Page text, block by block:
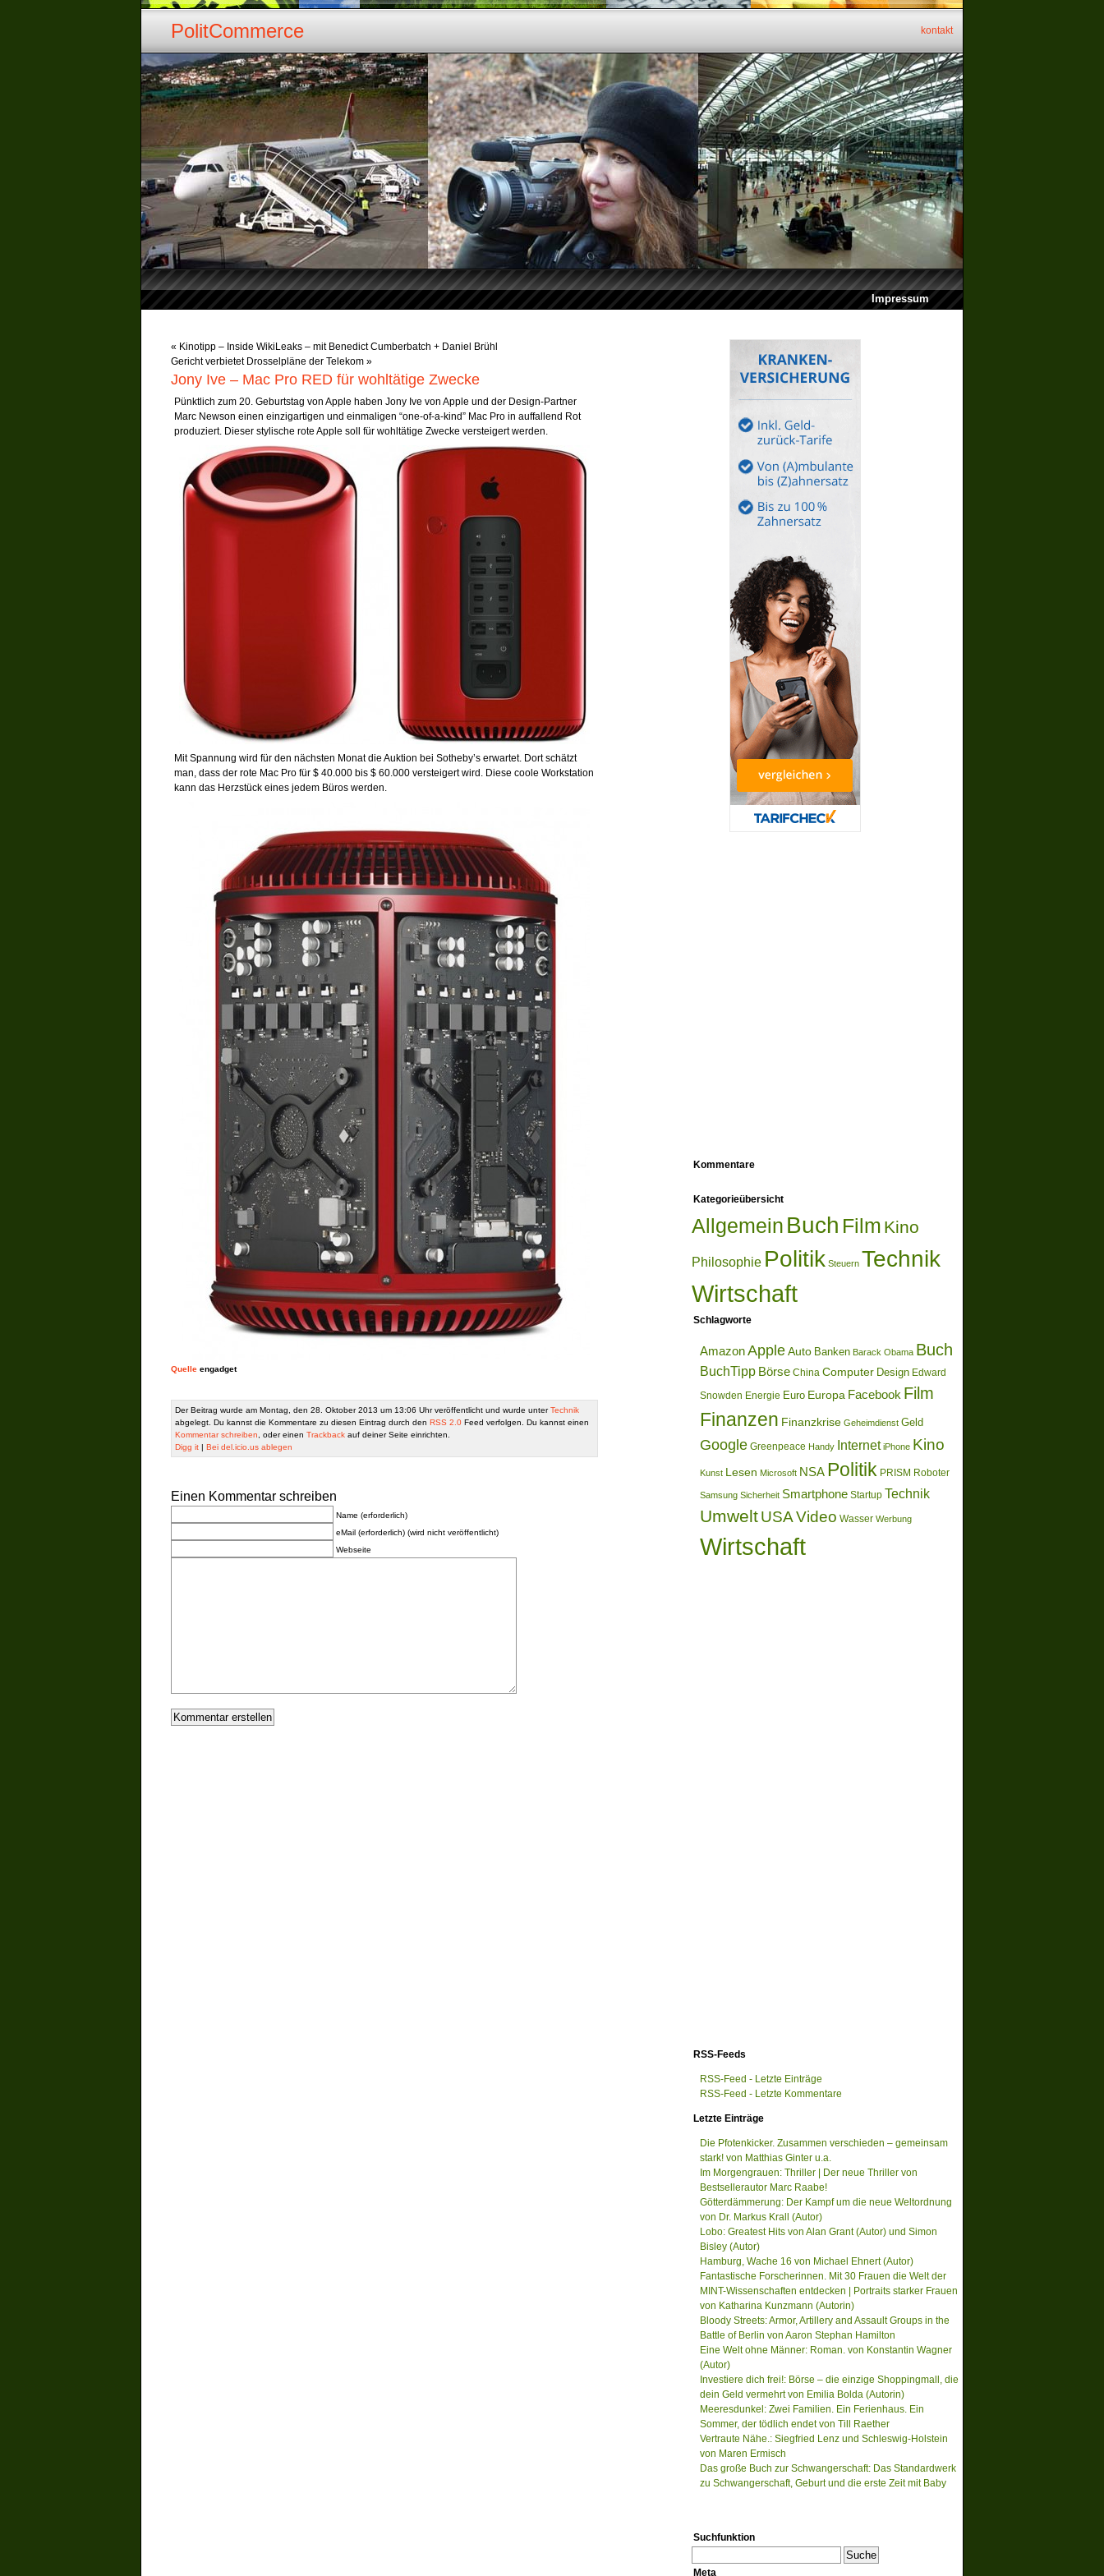
PolitCommerce kontakt
Impressum
« Kinotipp – Inside WikiLeaks – mit Benedict Cumberbatch + Daniel Brühl
Gericht verbietet Drosselpläne der Telekom »
Jony Ive – Mac Pro RED für wohltätige Zwecke
Pünktlich zum 20. Geburtstag von Apple haben Jony Ive von Apple und der Design-Partner
Marc Newson einen einzigartigen und einmaligen “one-of-a-kind” Mac Pro in auffallend Rot
produziert. Dieser stylische rote Apple soll für wohltätige Zwecke versteigert werden.
Mit Spannung wird für den nächsten Monat die Auktion bei Sotheby’s erwartet. Dort schätzt
man, dass der rote Mac Pro für $ 40.000 bis $ 60.000 versteigert wird. Diese coole Workstation
kann das Herzstück eines jedem Büros werden.
Quelle engadget
Der Beitrag wurde am Montag, den 28. Oktober 2013 um 13:06 Uhr veröffentlicht und wurde unterTechnik
abgelegt. Du kannst die Kommentare zu diesen Eintrag durch den RSS 2.0 Feed verfolgen. Du kannst einen
Kommentar schreiben , oder einen Trackback auf deiner Seite einrichten.
Digg it | Bei del.icio.us ablegen
Einen Kommentar schreiben
Name (erforderlich)
eMail (erforderlich) (wird nicht veröffentlicht)
Webseite
Kommentare
Kategorieübersicht
Allgemein Buch Film Kino
Philosophie Politik Steuern Technik
Wirtschaft
Schlagworte
AmazonApple Auto Banken Barack Obama Buch
BuchTipp Börse China Computer Design Edward
Snowden Energie Euro Europa Facebook Film
Finanzen Finanzkrise Geheimdienst Geld
Google Greenpeace Handy Internet iPhone Kino
Kunst Lesen Microsoft NSA Politik PRISM Roboter
Samsung Sicherheit Smartphone Startup Technik
UmweltUSAVideo Wasser Werbung
Wirtschaft
RSS-Feeds
RSS-Feed - Letzte Einträge
RSS-Feed - Letzte Kommentare
Letzte Einträge
Die Pfotenkicker. Zusammen verschieden – gemeinsam
stark! von Matthias Ginter u.a.
Im Morgengrauen: Thriller | Der neue Thriller von
Bestsellerautor Marc Raabe!
Götterdämmerung: Der Kampf um die neue Weltordnung
von Dr. Markus Krall (Autor)
Lobo: Greatest Hits von Alan Grant (Autor) und Simon
Bisley (Autor)
Hamburg, Wache 16 von Michael Ehnert (Autor)
Fantastische Forscherinnen. Mit 30 Frauen die Welt der
MINT-Wissenschaften entdecken | Portraits starker Frauen
von Katharina Kunzmann (Autorin)
Bloody Streets: Armor, Artillery and Assault Groups in the
Battle of Berlin von Aaron Stephan Hamilton
Eine Welt ohne Männer: Roman. von Konstantin Wagner
(Autor)
Investiere dich frei!: Börse – die einzige Shoppingmall, die
dein Geld vermehrt von Emilia Bolda (Autorin)
Meeresdunkel: Zwei Familien. Ein Ferienhaus. Ein
Sommer, der tödlich endet von Till Raether
Vertraute Nähe.: Siegfried Lenz und Schleswig-Holstein
von Maren Ermisch
Das große Buch zur Schwangerschaft: Das Standardwerk
zu Schwangerschaft, Geburt und die erste Zeit mit Baby
Suchfunktion
Meta